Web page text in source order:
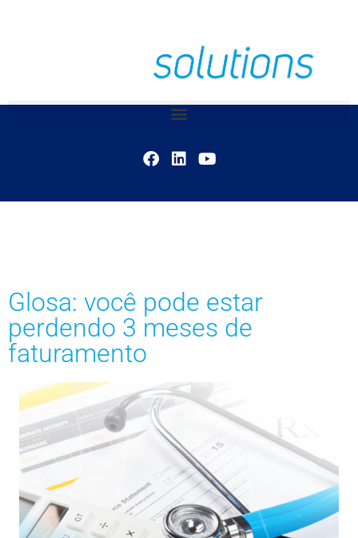
Glosa: você pode estar
perdendo 3 meses de
faturamento